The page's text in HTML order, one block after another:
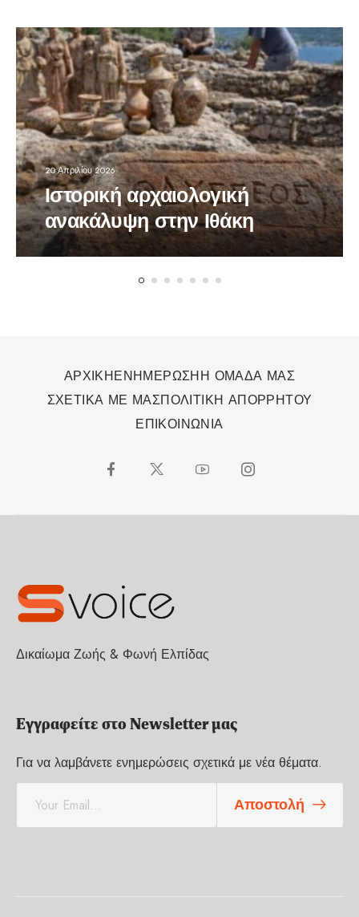
20 Απριλίου 2026
Ιστορική αρχαιολογική
ανακάλυψη στην Ιθάκη
ΑΡΧΙΚΗΕΝΗΜΕΡΩΣΗΗ ΟΜΑΔΑ ΜΑΣ
ΣΧΕΤΙΚΑ ΜΕ ΜΑΣΠΟΛΙΤΙΚΗ ΑΠΟΡΡΗΤΟΥ
ΕΠΙΚΟΙΝΩΝΙΑ
Δικαίωμα Ζωής & Φωνή Ελπίδας
Εγγραφείτε στο Newsletter μας
Για να λαμβάνετε ενημερώσεις σχετικά με νέα θέματα.
a
Αποστολή